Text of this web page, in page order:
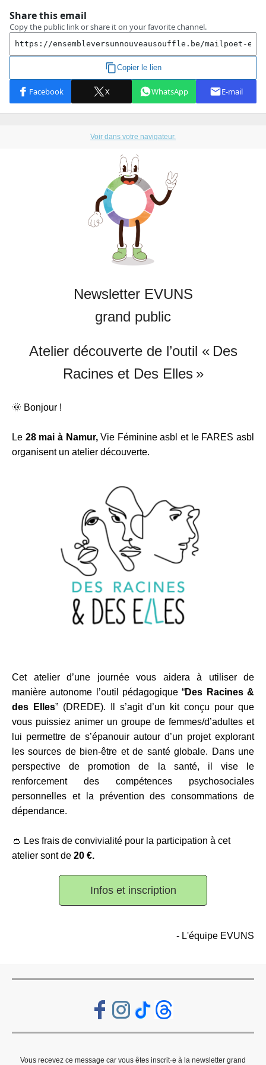
Voir dans votre navigateur.
Newsletter EVUNS
grand public
Atelier découverte de l’outil « Des
Racines et Des Elles »
🌞 Bonjour !
Le 28 mai à Namur,Vie Féminine asbl et le FARES asbl
organisent un atelier découverte.
Cet atelier d’une journée vous aidera à utiliser de
manière autonome l’outil pédagogique “Des Racines &
des Elles” (DREDE). Il s’agit d’un kit conçu pour que
vous puissiez animer un groupe de femmes/d’adultes et
lui permettre de s’épanouir autour d’un projet explorant
les sources de bien-être et de santé globale. Dans une
perspective de promotion de la santé, il vise le
renforcement des compétences psychosociales
personnelles et la prévention des consommations de
dépendance.
👛 Les frais de convivialité pour la participation à cet
atelier sont de 20 €.
Infos et inscription
- L'équipe EVUNS
Vous recevez ce message car vous êtes inscrit·e à la newsletter grand